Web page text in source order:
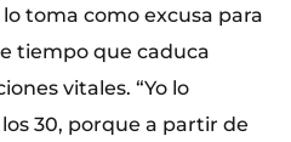
lo toma como excusa para
tiempo que caduca
vitales. “Yo lo
30, porque a partir de